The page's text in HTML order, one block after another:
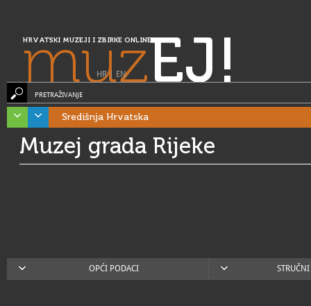
HRVATSKI MUZEJI I ZBIRKE ONLINE
muzEJ!
HR| EN
PRETRAŽIVANJE
Središnja Hrvatska
Muzej grada Rijeke
OPĆI PODACI